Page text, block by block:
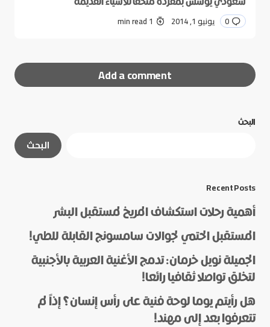
0 يونيو 1, 2014 1 min read
Add a comment
الحقول الإلزامية
Name
*
البحث
البحث
Recent Posts
أهمية رحلات استكشاف المريخ لمستقبل البشر
المستقبل الحتمي لجوالات سامسونج القابلة للطي!
الجميلة نويل خرمان: تدمج الأغنية العربية بالأجنبية
لتخلق تواصلا ثقافيا رائعا!
هل رأيتم يوما لوحة فنية على رأس إنسان؟ إذاً لم
تتعرفوا بعد إلى مهند!